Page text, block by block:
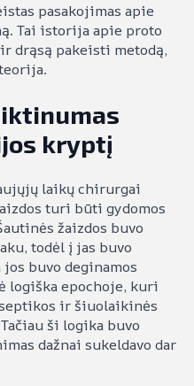
pasakojimas apie
Tai istorija apie proto
drąsą pakeisti metodą,
kryptį
laikų chirurgai
turi būti gydomos
žaizdos buvo
todėl į jas buvo
buvo deginamos
logiška epochoje, kuri
ir šiuolaikinės
ši logika buvo
dažnai sukeldavo dar